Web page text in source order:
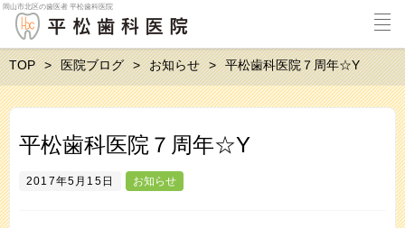
岡山市北区の歯医者 平松歯科医院
TOP 医院ブログ お知らせ 平松歯科医院７周年☆Y
平松歯科医院７周年☆Y
2017年5月15日 お知らせ